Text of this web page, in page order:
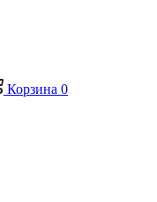
Корзина 0